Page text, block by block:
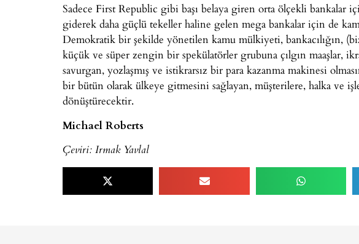
Sadece First Republic gibi başı belaya giren orta ölçekli bankalar
giderek daha güçlü tekeller haline gelen mega bankalar için de
Demokratik bir şekilde yönetilen kamu mülkiyeti, bankacılığın,
küçük ve süper zengin bir spekülatörler grubuna çılgın maaşlar,
savurgan, yozlaşmış ve istikrarsız bir para kazanma makinesi
bir bütün olarak ülkeye gitmesini sağlayan, müşterilere, halka ve
dönüştürecektir.
Michael Roberts
Çeviri: Irmak Yavlal